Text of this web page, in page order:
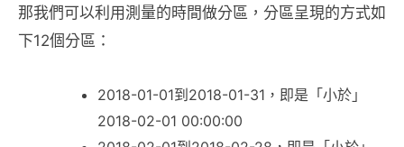
那我們可以利用測量的時間做分區，分區呈現的方式如
下12個分區：
2018-01-01到2018-01-31，即是「小於」
2018-02-01 00:00:00